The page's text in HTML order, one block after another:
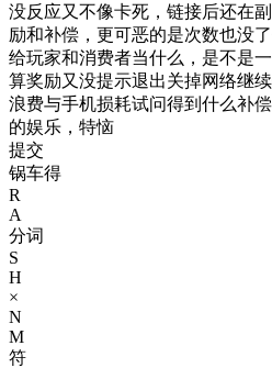
没反应又不像卡死，链接后还在
励和补偿，更可恶的是次数也没
给玩家和消费者当什么，是不是
算奖励又没提示退出关掉网络继
浪费与手机损耗试问得到什么补
的娱乐，特恼
提交
锅车得
R
A
分词
S
H
×
N
M
符